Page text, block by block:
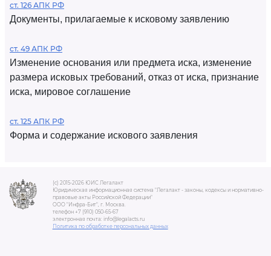
ст. 126 АПК РФ
Документы, прилагаемые к исковому заявлению
ст. 49 АПК РФ
Изменение основания или предмета иска, изменение
размера исковых требований, отказ от иска, признание
иска, мировое соглашение
ст. 125 АПК РФ
Форма и содержание искового заявления
(c) 2015-2026 ЮИС Легалакт
Юридическая информационная система "Легалакт - законы, кодексы и нормативно-
правовые акты Российской Федерации"
ООО "Инфра-Бит", г. Москва.
телефон +7 (910) 050-65-67
электронная почта: info@legalacts.ru
Политика по обработке персональных данных